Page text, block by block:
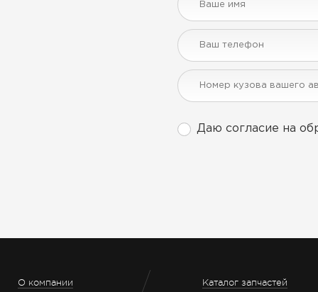
Даю согласие на
О компании
Каталог запчастей